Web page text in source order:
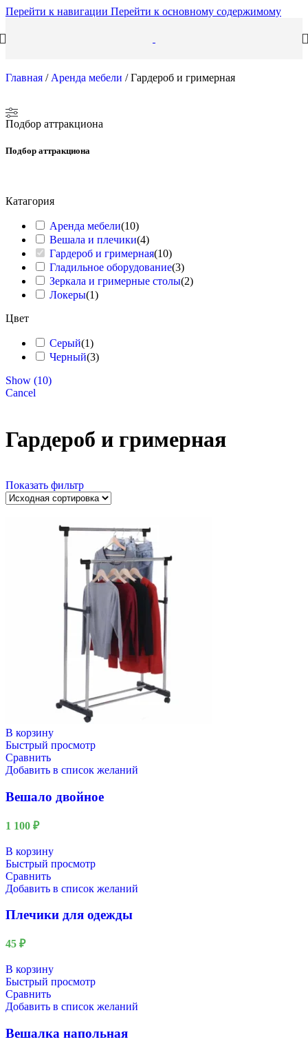
Перейти к навигации Перейти к основному содержимому
Главная / Аренда мебели / Гардероб и гримерная
Подбор аттракциона
Подбор аттракциона
Катагория
Аренда мебели(10)
Вешала и плечики(4)
Гардероб и гримерная(10)
Гладильное оборудование(3)
Зеркала и гримерные столы(2)
Локеры(1)
Цвет
Серый(1)
Черный(3)
Show (10)
Cancel
Гардероб и гримерная
Показать фильтр
В корзину
Быстрый просмотр
Сравнить
Добавить в список желаний
Вешало двойное
1 100 ₽
В корзину
Быстрый просмотр
Сравнить
Добавить в список желаний
Плечики для одежды
45 ₽
В корзину
Быстрый просмотр
Сравнить
Добавить в список желаний
Вешалка напольная